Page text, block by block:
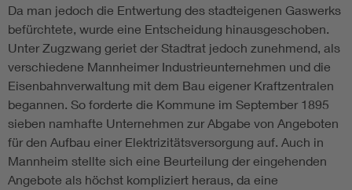
Da man jedoch die Entwertung des stadteigenen Gaswerks
befürchtete, wurde eine Entscheidung hinausgeschoben.
Unter Zugzwang geriet der Stadtrat jedoch zunehmend, als
verschiedene Mannheimer Industrieunternehmen und die
Eisenbahnverwaltung mit dem Bau eigener Kraftzentralen
begannen. So forderte die Kommune im September 1895
sieben namhafte Unternehmen zur Abgabe von Angeboten
für den Aufbau einer Elektrizitätsversorgung auf. Auch in
Mannheim stellte sich eine Beurteilung der eingehenden
Angebote als höchst kompliziert heraus, da eine